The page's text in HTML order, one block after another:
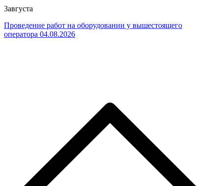
3августа
Проведение работ на оборудовании у вышестоящего
оператора 04.08.2026